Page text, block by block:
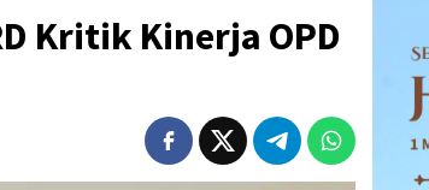
Kritik Kinerja OPD